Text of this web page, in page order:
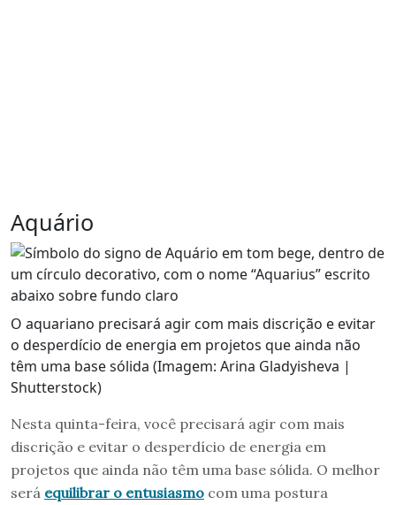
Aquário
O aquariano precisará agir com mais discrição e evitar
o desperdício de energia em projetos que ainda não
têm uma base sólida (Imagem: Arina Gladyisheva |
Shutterstock)
Nesta quinta-feira, você precisará agir com mais
discrição e evitar o desperdício de energia em
projetos que ainda não têm uma base sólida. O melhor
será equilibrar o entusiasmo com uma postura